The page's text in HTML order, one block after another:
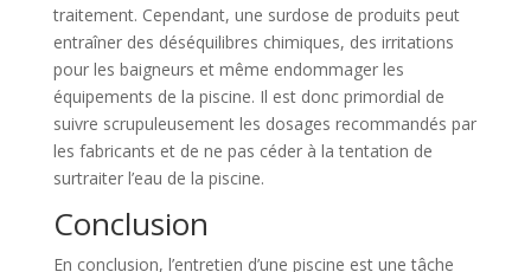
traitement. Cependant, une surdose de produits peut
entraîner des déséquilibres chimiques, des irritations
pour les baigneurs et même endommager les
équipements de la piscine. Il est donc primordial de
suivre scrupuleusement les dosages recommandés par
les fabricants et de ne pas céder à la tentation de
surtraiter l’eau de la piscine.
Conclusion
En conclusion, l’entretien d’une piscine est une tâche